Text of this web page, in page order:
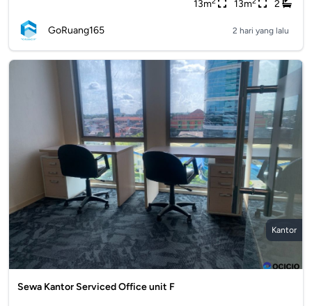
13m
13m 2
GoRuang165 2 hari yang lalu
Kantor
Sewa Kantor Serviced Office unit F